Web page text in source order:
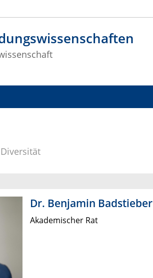
Dr. Benjamin Badstieber
Akademischer Rat